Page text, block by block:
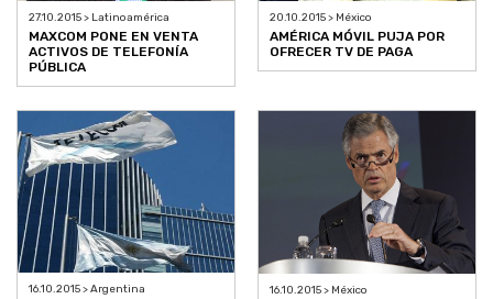
27.10.2015 > Latinoamérica
MAXCOM PONE EN VENTA
ACTIVOS DE TELEFONÍA
PÚBLICA
20.10.2015 > México
AMÉRICA MÓVIL PUJA POR
OFRECER TV DE PAGA
16.10.2015 > Argentina 16.10.2015 > México